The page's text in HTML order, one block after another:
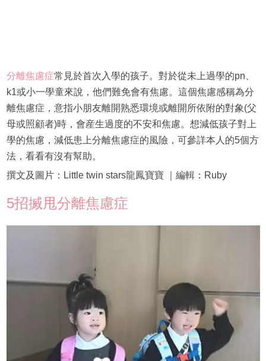
分離焦慮症常見於首次入學的孩子。對於從未上過學的pn、
k1或小一學童來說，他們難免會有焦慮。這個焦慮感稱為分
離焦慮症，意指小朋友離開熟悉環境或離開所依附的對象(父
母或照顧者)時，會産生過度的不安和焦慮。想減低孩子對上
學的焦慮，減低患上分離焦慮症的風險，可參詳本人的5個方
法，看看有沒有幫助。
撰文及圖片：Little twin stars龍鳳寶寶 ｜編輯：Ruby
5招搣甩分離焦慮症